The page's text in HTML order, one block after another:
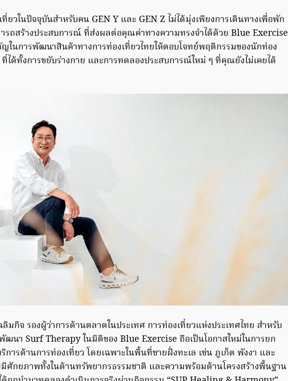
ยวในปัจจุบันสำหรับคน GEN Y และ GEN Z ไม่ได้มุ่งเพียงการเดินทางเพื่อพัก
รถสร้างประสบการณ์ ที่ส่งผลต่อคุณค่าทางความทรงจำได้ด้วย Blue Exercise
ญในการพัฒนาสินค้าทางการท่องเที่ยวไทยให้ตอบโจทย์พฤติกรรมของนักท่อง
ที่ได้ทั้งการขยับร่างกาย และการทดลองประสบการณ์ใหม่ ๆ ที่คุณยังไม่เคยได้
มกิจ รองผู้ว่าการด้านตลาดในประเทศ การท่องเที่ยวแห่งประเทศไทย สำหรับ
ฒนา Surf Therapy ในมิติของ Blue Exercise ถือเป็นโอกาสใหม่ในการยก
ารด้านการท่องเที่ยว โดยเฉพาะในพื้นที่ชายฝั่งทะเล เช่น ภูเก็ต พังงา และ
ศักยภาพทั้งในด้านทรัพยากรธรรมชาติ และความพร้อมด้านโครงสร้างพื้นฐาน